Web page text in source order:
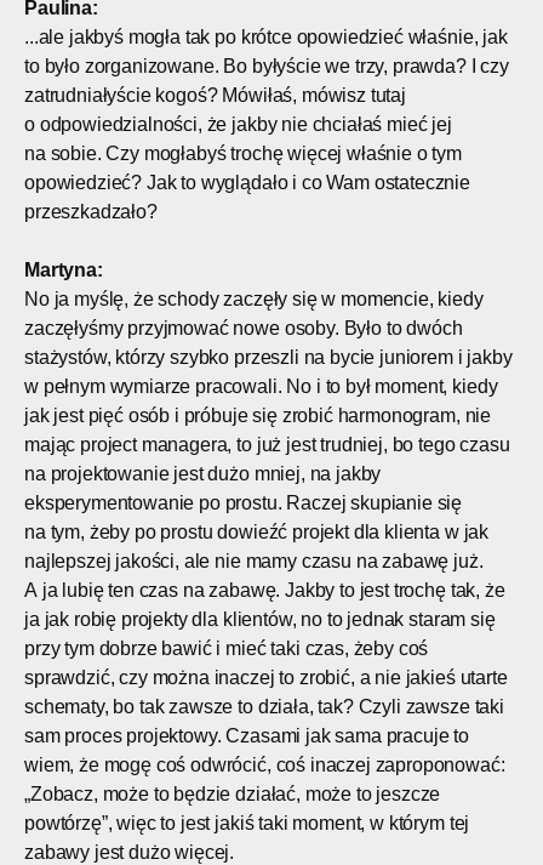
Paulina:
...ale jakbyś mogła tak po krótce opowiedzieć właśnie, jak
to było zorganizowane. Bo byłyście we trzy, prawda? I czy
zatrudniałyście kogoś? Mówiłaś, mówisz tutaj
o odpowiedzialności, że jakby nie chciałaś mieć jej
na sobie. Czy mogłabyś trochę więcej właśnie o tym
opowiedzieć? Jak to wyglądało i co Wam ostatecznie
przeszkadzało?
Martyna:
No ja myślę, że schody zaczęły się w momencie, kiedy
zaczęłyśmy przyjmować nowe osoby. Było to dwóch
stażystów, którzy szybko przeszli na bycie juniorem i jakby
w pełnym wymiarze pracowali. No i to był moment, kiedy
jak jest pięć osób i próbuje się zrobić harmonogram, nie
mając project managera, to już jest trudniej, bo tego czasu
na projektowanie jest dużo mniej, na jakby
eksperymentowanie po prostu. Raczej skupianie się
na tym, żeby po prostu dowieźć projekt dla klienta w jak
najlepszej jakości, ale nie mamy czasu na zabawę już.
A ja lubię ten czas na zabawę. Jakby to jest trochę tak, że
ja jak robię projekty dla klientów, no to jednak staram się
przy tym dobrze bawić i mieć taki czas, żeby coś
sprawdzić, czy można inaczej to zrobić, a nie jakieś utarte
schematy, bo tak zawsze to działa, tak? Czyli zawsze taki
sam proces projektowy. Czasami jak sama pracuje to
wiem, że mogę coś odwrócić, coś inaczej zaproponować:
„Zobacz, może to będzie działać, może to jeszcze
powtórzę”, więc to jest jakiś taki moment, w którym tej
zabawy jest dużo więcej.